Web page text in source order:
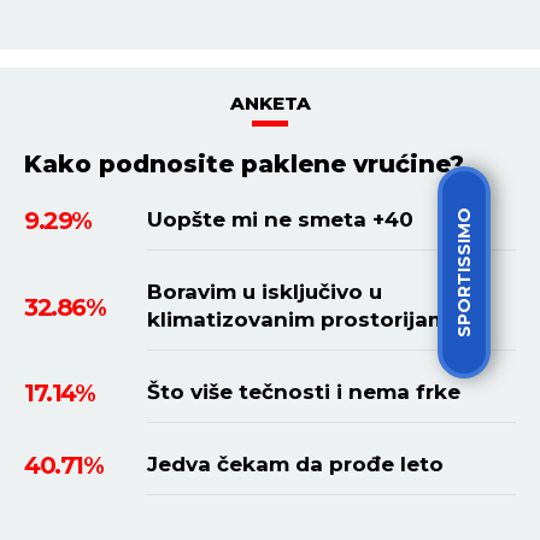
SPORTISSIMO
ANKETA
Kako podnosite paklene vrućine?
9.29%
Uopšte mi ne smeta +40
32.86%
Boravim u isključivo u
klimatizovanim prostorijama
17.14% Što više tečnosti i nema frke
40.71% Jedva čekam da prođe leto